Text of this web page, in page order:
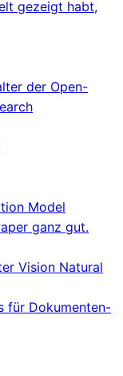
gezeigt habt,
der Open-
Model
ganz gut.
Vision Natural
für Dokumenten-